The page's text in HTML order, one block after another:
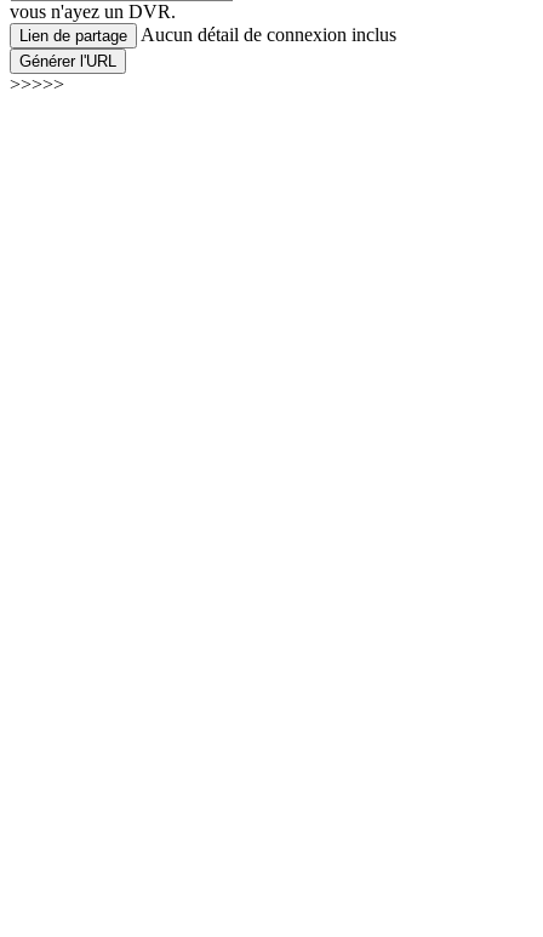
vous n'ayez un DVR.
Lien de partage Aucun détail de connexion inclus
Générer l'URL
>>>>>